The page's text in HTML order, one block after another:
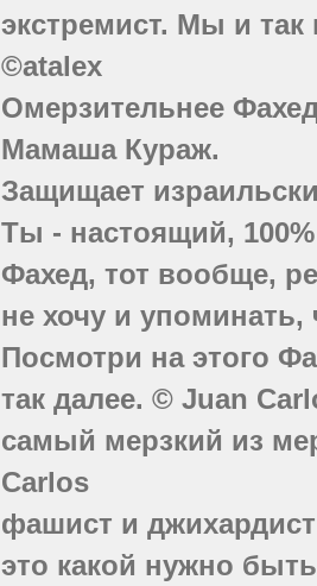
экстремист. Мы и
©atalex
Омерзительнее
Мамаша Кураж.
Защищает
Ты - настоящий,
Фахед, тот вообще,
не хочу и
Посмотри на этого
так далее. © Juan
самый мерзкий из
Carlos
фашист и
это какой нужно